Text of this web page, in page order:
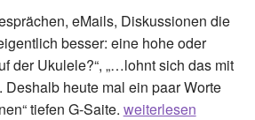
eMails, Diskussionen die
besser: eine hohe oder
der Ukulele?“, „…lohnt sich das mit
Deshalb heute mal ein paar Worte
tiefen G-Saite. Hoch
weiterlesen